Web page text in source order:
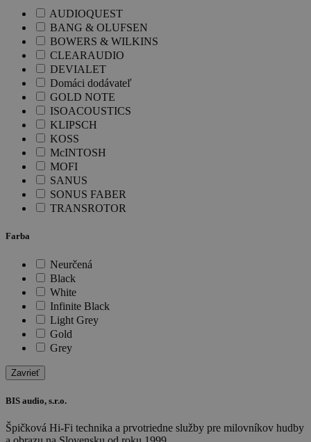
AUDIOQUEST
BANG & OLUFSEN
BOWERS & WILKINS
CLEARAUDIO
DEVIALET
Domáci dodávateľ
GOLD NOTE
ISOACOUSTICS
KLIPSCH
KOSS
McINTOSH
MOFI
SANUS
SONUS FABER
TRANSROTOR
Farba
Neurčená
Black
White
Infinite Black
Light Grey
Gold
Grey
Zavrieť
BIS audio, s.r.o.
Špičková Hi-Fi technika a prvotriedne služby pre milovníkov hudby